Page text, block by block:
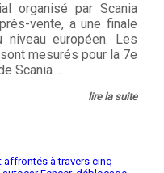
organisé par Scania
vente, a une finale
européen. Les
mesurés pour la 7e
Scania ...
lire la suite